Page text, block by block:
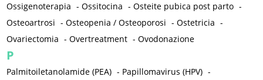
Ossigenoterapia -Ossitocina -Osteite pubica post parto -
Osteoartrosi -Osteopenia / Osteoporosi -Ostetricia -
Ovariectomia -Overtreatment -Ovodonazione
P
Palmitoiletanolamide (PEA) - Papillomavirus (HPV) -